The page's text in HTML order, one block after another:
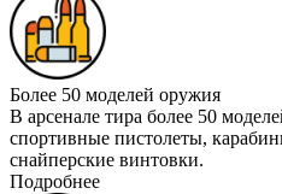
Более 50 моделей оружия
В арсенале тира более 50
спортивные пистолеты,
снайперские винтовки.
Подробнее